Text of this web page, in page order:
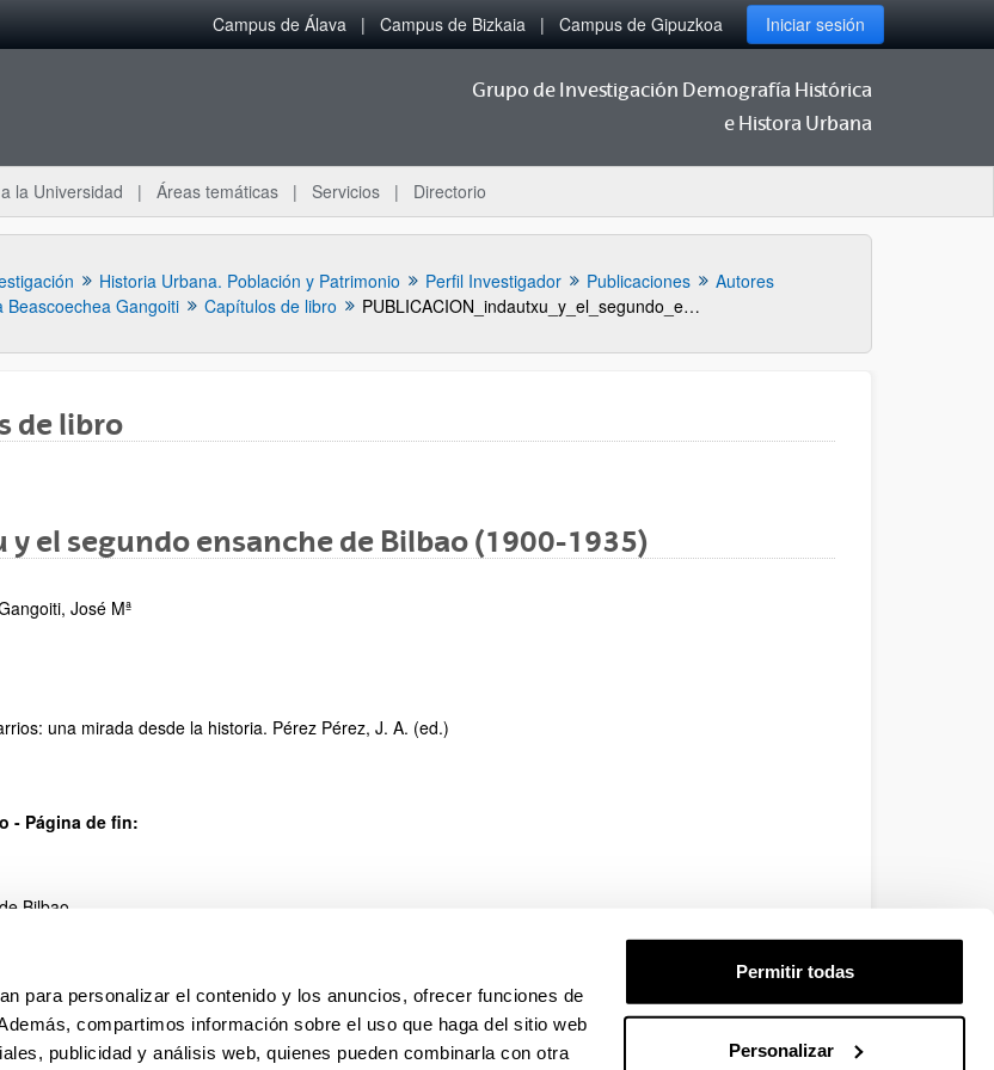
para personalizar el contenido y los anuncios, ofrecer funciones de
compartimos información sobre el uso que haga del sitio web
publicidad y análisis web, quienes pueden combinarla con otra
Permitir todas
Personalizar
Campus de Álava Campus de Bizkaia Campus de Gipuzkoa Iniciar sesión
Grupo de Investigación Demografía Histórica
e Histora Urbana
la Universidad Áreas temáticas Servicios Directorio
Historia Urbana. Población y Patrimonio Perfil Investigador Publicaciones
Autores
Beascoechea Gangoiti
Capítulos de libro PUBLICACION_indautxu_y_el_segundo_ensanche_de_bilbao_1900_1935
de libro
el segundo ensanche de Bilbao (1900-1935)
José Mª
una mirada desde la historia. Pérez Pérez, J. A. (ed.)
- Página de fin:
Bilbao